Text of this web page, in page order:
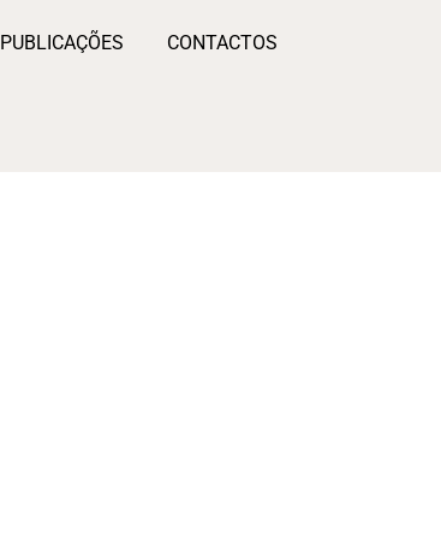
PUBLICAÇÕES CONTACTOS